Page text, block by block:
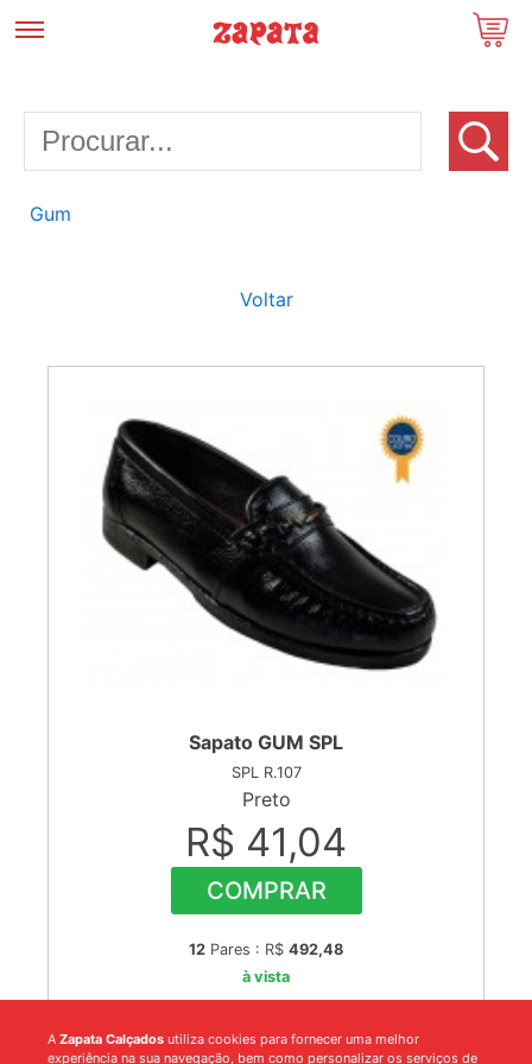
Gum
Voltar
Sapato GUM SPL
SPL R.107
Preto
R$ 41,04
COMPRAR
12 Pares : R$ 492,48
à vista
A Zapata Calçados utiliza cookies para fornecer uma melhor
experiência na sua navegação, bem como personalizar os serviços de